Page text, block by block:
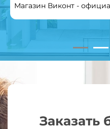
Магазин Виконт -
Заказать